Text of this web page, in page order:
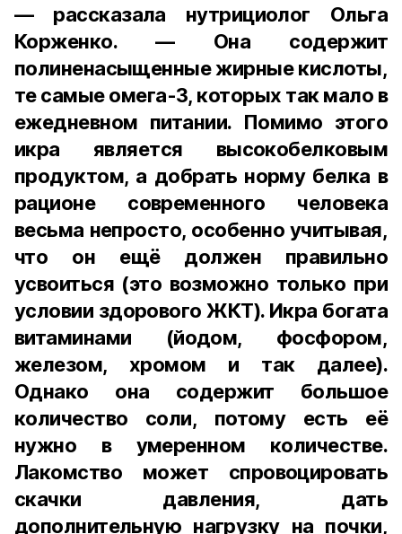
— рассказала нутрициолог Ольга
Корженко. — Она содержит
полиненасыщенные жирные кислоты,
те самые омега-3, которых так мало в
ежедневном питании. Помимо этого
икра является высокобелковым
продуктом, а добрать норму белка в
рационе современного человека
весьма непросто, особенно учитывая,
что он ещё должен правильно
усвоиться (это возможно только при
условии здорового ЖКТ). Икра богата
витаминами (йодом, фосфором,
железом, хромом и так далее).
Однако она содержит большое
количество соли, потому есть её
нужно в умеренном количестве.
Лакомство может спровоцировать
скачки давления, дать
дополнительную нагрузку на почки,